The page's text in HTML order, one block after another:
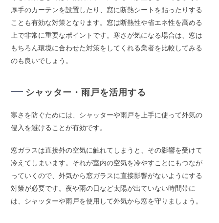
厚手のカーテンを設置したり、窓に断熱シートを貼ったりする
ことも有効な対策となります。窓は断熱性や省エネ性を高める
上で非常に重要なポイントです。寒さが気になる場合は、窓は
もちろん環境に合わせた対策をしてくれる業者を比較してみる
のも良いでしょう。
シャッター・雨戸を活用する
寒さを防ぐためには、シャッターや雨戸を上手に使って外気の
侵入を避けることが有効です。
窓ガラスは直接外の空気に触れてしまうと、その影響を受けて
冷えてしまいます。それが室内の空気を冷やすことにもつなが
っていくので、外気から窓ガラスに直接影響がないようにする
対策が必要です。夜や雨の日など太陽が出ていない時間帯に
は、シャッターや雨戸を使用して外気から窓を守りましょう。